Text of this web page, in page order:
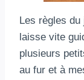
Les règles
laisse vite
plusieurs
au fur et à